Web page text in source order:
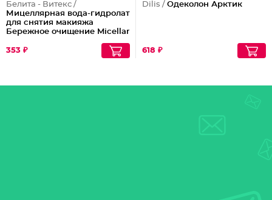
Белита - Витекс /
Мицеллярная вода-гидролат
для снятия макияжа
Бережное очищение Micellar
353 ₽
Dilis / Одеколон Арктик
618 ₽